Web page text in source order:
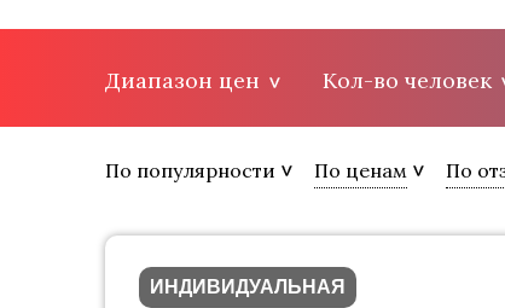
Диапазон цен Кол-во человек
По популярности По ценам По
ИНДИВИДУАЛЬНАЯ